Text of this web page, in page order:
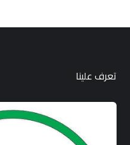
تعرف علينا